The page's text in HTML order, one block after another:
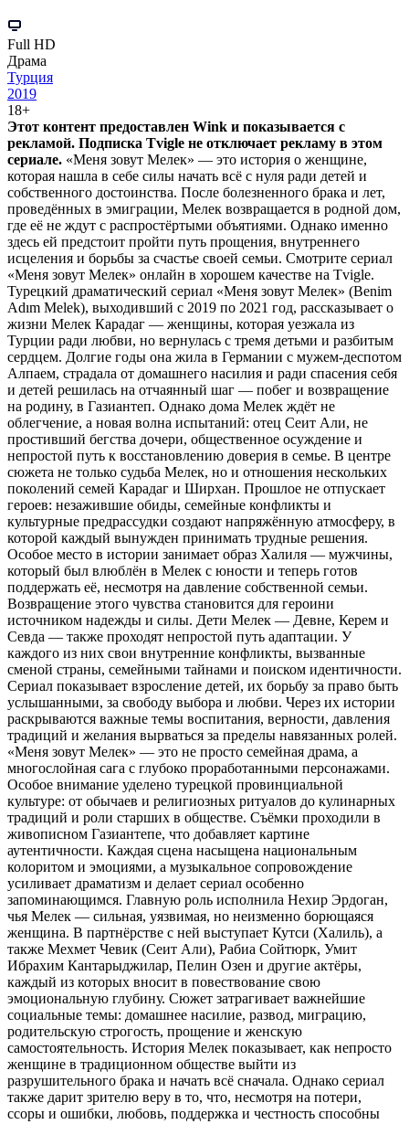
Full HD
Драма
Турция
2019
18+
Этот контент предоставлен Wink и показывается с
рекламой. Подписка Tvigle не отключает рекламу в этом
сериале. «Меня зовут Мелек» — это история о женщине,
которая нашла в себе силы начать всё с нуля ради детей и
собственного достоинства. После болезненного брака и лет,
проведённых в эмиграции, Мелек возвращается в родной дом,
где её не ждут с распростёртыми объятиями. Однако именно
здесь ей предстоит пройти путь прощения, внутреннего
исцеления и борьбы за счастье своей семьи. Смотрите сериал
«Меня зовут Мелек» онлайн в хорошем качестве на Tvigle.
Турецкий драматический сериал «Меня зовут Мелек» (Benim
Adım Melek), выходивший с 2019 по 2021 год, рассказывает о
жизни Мелек Карадаг — женщины, которая уезжала из
Турции ради любви, но вернулась с тремя детьми и разбитым
сердцем. Долгие годы она жила в Германии с мужем-деспотом
Алпаем, страдала от домашнего насилия и ради спасения себя
и детей решилась на отчаянный шаг — побег и возвращение
на родину, в Газиантеп. Однако дома Мелек ждёт не
облегчение, а новая волна испытаний: отец Сеит Али, не
простивший бегства дочери, общественное осуждение и
непростой путь к восстановлению доверия в семье. В центре
сюжета не только судьба Мелек, но и отношения нескольких
поколений семей Карадаг и Ширхан. Прошлое не отпускает
героев: незажившие обиды, семейные конфликты и
культурные предрассудки создают напряжённую атмосферу, в
которой каждый вынужден принимать трудные решения.
Особое место в истории занимает образ Халиля — мужчины,
который был влюблён в Мелек с юности и теперь готов
поддержать её, несмотря на давление собственной семьи.
Возвращение этого чувства становится для героини
источником надежды и силы. Дети Мелек — Девне, Керем и
Севда — также проходят непростой путь адаптации. У
каждого из них свои внутренние конфликты, вызванные
сменой страны, семейными тайнами и поиском идентичности.
Сериал показывает взросление детей, их борьбу за право быть
услышанными, за свободу выбора и любви. Через их истории
раскрываются важные темы воспитания, верности, давления
традиций и желания вырваться за пределы навязанных ролей.
«Меня зовут Мелек» — это не просто семейная драма, а
многослойная сага с глубоко проработанными персонажами.
Особое внимание уделено турецкой провинциальной
культуре: от обычаев и религиозных ритуалов до кулинарных
традиций и роли старших в обществе. Съёмки проходили в
живописном Газиантепе, что добавляет картине
аутентичности. Каждая сцена насыщена национальным
колоритом и эмоциями, а музыкальное сопровождение
усиливает драматизм и делает сериал особенно
запоминающимся. Главную роль исполнила Нехир Эрдоган,
чья Мелек — сильная, уязвимая, но неизменно борющаяся
женщина. В партнёрстве с ней выступает Кутси (Халиль), а
также Мехмет Чевик (Сеит Али), Рабиа Сойтюрк, Умит
Ибрахим Кантарыджилар, Пелин Озен и другие актёры,
каждый из которых вносит в повествование свою
эмоциональную глубину. Сюжет затрагивает важнейшие
социальные темы: домашнее насилие, развод, миграцию,
родительскую строгость, прощение и женскую
самостоятельность. История Мелек показывает, как непросто
женщине в традиционном обществе выйти из
разрушительного брака и начать всё сначала. Однако сериал
также дарит зрителю веру в то, что, несмотря на потери,
ссоры и ошибки, любовь, поддержка и честность способны